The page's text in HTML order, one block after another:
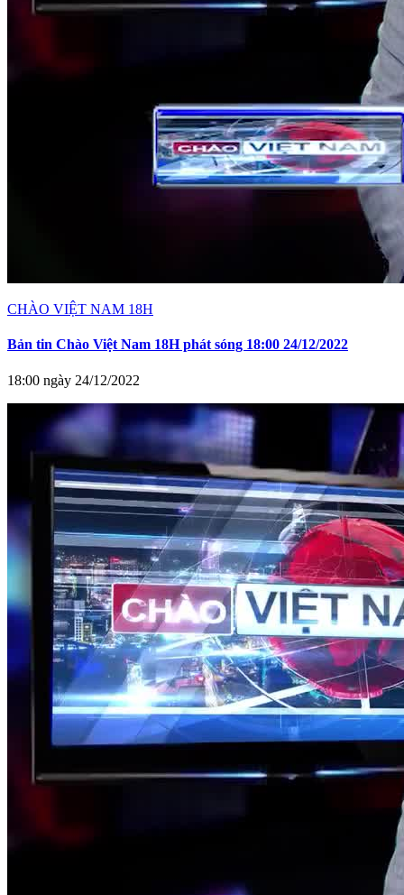
CHÀO VIỆT NAM 18H
Bản tin Chào Việt Nam 18H phát sóng 18:00 24/12/2022
18:00 ngày 24/12/2022